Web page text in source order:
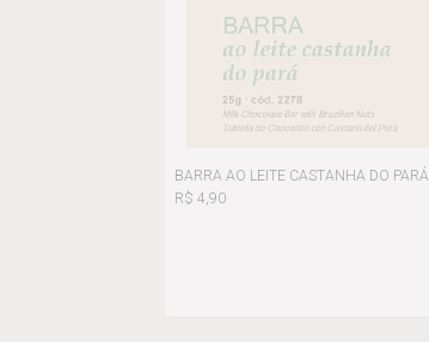
BARRA AO LEITE CASTANHA DO PARÁ
R$ 4,90